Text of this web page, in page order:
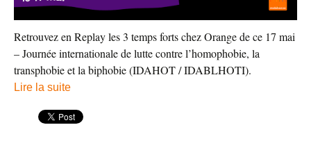
Retrouvez en Replay les 3 temps forts chez Orange de ce 17 mai
– Journée internationale de lutte contre l’homophobie, la
transphobie et la biphobie (IDAHOT / IDABLHOTI).
Lire la suite